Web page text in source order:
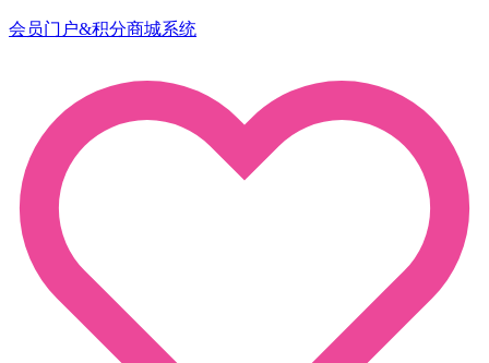
会员门户&积分商城系统